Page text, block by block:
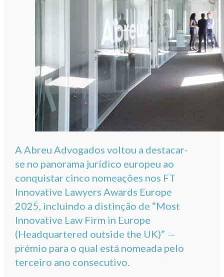
A Abreu Advogados voltou a destacar-
se no panorama jurídico europeu ao
conquistar cinco nomeações nos FT
Innovative Lawyers Awards Europe
2025, incluindo a distinção de “Most
Innovative Law Firm in Europe
(Headquartered outside the UK)” —
prémio para o qual está nomeada pelo
terceiro ano consecutivo.